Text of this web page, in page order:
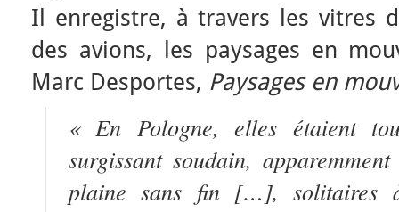
Il enregistre, à travers les vitres
des avions, les paysages en
Marc Desportes, Paysages en
« En Pologne, elles étaient
surgissant soudain,
plaine sans fin […], solitaires